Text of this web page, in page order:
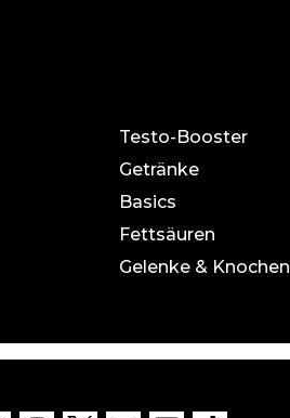
Testo-Booster
Getränke
Basics
Fettsäuren
Gelenke & Knochen